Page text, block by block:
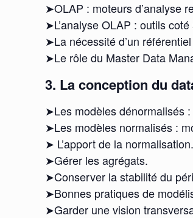
➤OLAP : moteurs d’analyse
➤L’analyse OLAP : outils
➤La nécessité d’un
➤Le rôle du Master Data
3. La conception du
➤Les modèles dénormalisés
➤Les modèles normalisés :
➤ L’apport de la normalisation.
➤Gérer les agrégats.
➤Conserver la stabilité du
➤Bonnes pratiques de
➤Garder une vision